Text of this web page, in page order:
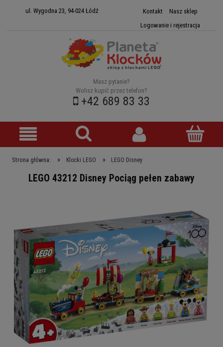
ul. Wygodna 23, 94-024 Łódź Kontakt
Nasz sklep
Logowanie i rejestracja
Masz pytanie?
Wolisz kupić przez telefon?
+42 689 83 33
Strona główna: » Klocki LEGO » LEGO Disney
LEGO 43212 Disney Pociąg pełen zabawy